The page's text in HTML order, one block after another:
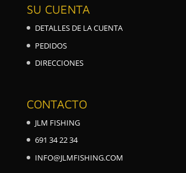
SU CUENTA
DETALLES DE LA CUENTA
PEDIDOS
DIRECCIONES
CONTACTO
JLM FISHING
691 34 22 34
INFO@JLMFISHING.COM